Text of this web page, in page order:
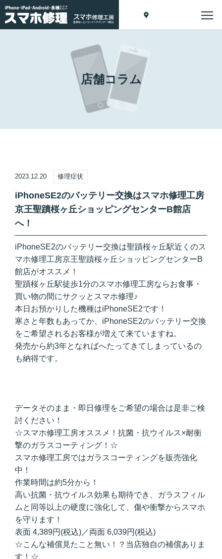
店舗コラム
2023.12.20 修理症状
iPhoneSE2のバッテリー交換はスマホ修理工房
京王聖蹟桜ヶ丘ショッピングセンターB館店
へ！
iPhoneSE2のバッテリー交換は聖蹟桜ヶ丘駅近くのス
マホ修理工房京王聖蹟桜ヶ丘ショッピングセンターB
館店がオススメ！
聖蹟桜ヶ丘駅徒歩1分のスマホ修理工房ならお食事・
買い物の間にサクッとスマホ修理♪
本日お預かりした機種はiPhoneSE2です！
寒さと年数もあってか、iPhoneSE2のバッテリー交換
をご希望されるお客様が増えて来ていますね。
発売から約3年となればへたってきてしまっているの
も納得です。
データそのまま・即日修理をご希望の場合は是非ご検
討ください！
☆スマホ修理工房オススメ！抗菌・抗ウイルス×耐衝
撃のガラスコーティング！☆
スマホ修理工房ではガラスコーティングを販売強化
中！
作業時間は約5分から！
高い抗菌・抗ウイルス効果も期待でき、ガラスフィル
ムと同等以上の硬度に強化して、傷や衝撃からスマホ
を守ります！
表面 4,389円(税込)／両面 6,039円(税込)
☆こんな補償見たこと無い！？当店独自の補償ありま
す！☆